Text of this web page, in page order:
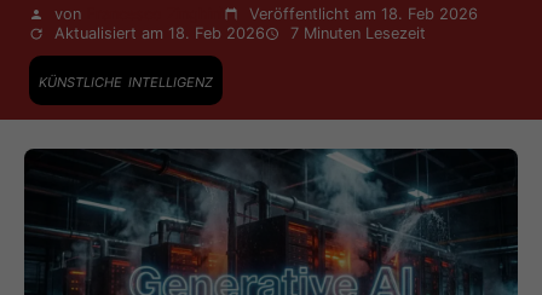
von
Veröffentlicht am 18. Feb 2026
Aktualisiert am 18. Feb 2026
7 Minuten Lesezeit
künstliche intelligenz